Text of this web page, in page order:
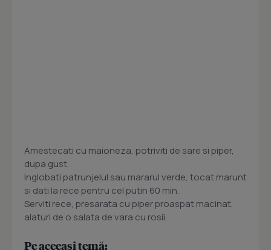
Amestecati cu maioneza, potriviti de sare si piper,
dupa gust.
Inglobati patrunjelul sau mararul verde, tocat marunt
si dati la rece pentru cel putin 60 min.
Serviti rece, presarata cu piper proaspat macinat,
alaturi de o salata de vara cu rosii.
Pe aceeași temă: